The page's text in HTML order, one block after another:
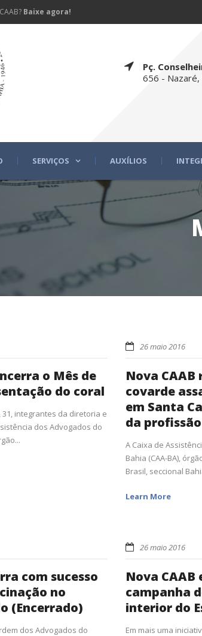
Baixe agora!
Pç.
656 - Nazaré,
SERVIÇOS AUXÍLIOS
o Mês de
do coral
integrantes da diretoria e
dos Advogados do
26 maio 2016
Nova
covarde
em Santa
da profissão
A Caixa de
Bahia (CAA-BA),
Brasil, seccional
Learn More
com sucesso
no
(Encerrado)
dos Advogados do
26 maio 2016
Nova CAAB
campanha
interior do
Em mais uma